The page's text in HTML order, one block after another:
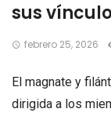
sus
febrero 25, 2026
El magnate y
dirigida a los